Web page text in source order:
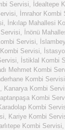
Servisi, İdealtepe
, İmrahor Kombi
, İnkılap Mahallesi
, İnönü
Servisi,
Servisi,
, İstiklal Kombi
Mehmet Kombi
Kombi Servisi
, Kanarya Kombi
Kombi
Kombi
, Kariye Kombi
Kombi Servisi,